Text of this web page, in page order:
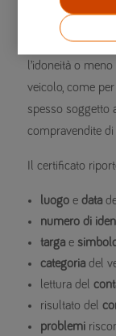
verbale di
ha il compito di
l’idoneità o
veicolo, come
spesso soggetto
compravendite di
Il certificato
luogo e data
numero di
targa e
categoria del
lettura del
risultato del
problemi